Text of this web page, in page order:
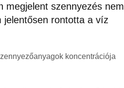
megjelent szennyezés nem
jelentősen rontotta a víz
koncentrációja